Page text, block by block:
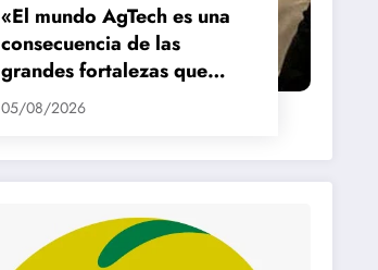
«El mundo AgTech es una
consecuencia de las
grandes fortalezas que
tenemos en la región»
05/08/2026